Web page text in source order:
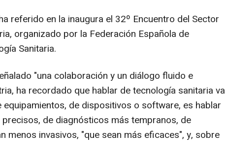
referido en la inaugura el 32º Encuentro del Sector
organizado por la Federación Española de
Sanitaria.
"una colaboración y un diálogo fluido e
ha recordado que hablar de tecnología sanitaria va
equipamientos, de dispositivos o software, es hablar
de diagnósticos más tempranos, de
menos invasivos, "que sean más eficaces", y, sobre